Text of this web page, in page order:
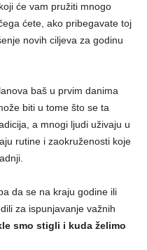
će vam pružiti mnogo
ćete, ako pribegavate toj
novih ciljeva za godinu
baš u prvim danima
biti u tome što se ta
a mnogi ljudi uživaju u
rutine i zaokruženosti koje
da se na kraju godine ili
za ispunjavanje važnih
smo stigli i kuda želimo